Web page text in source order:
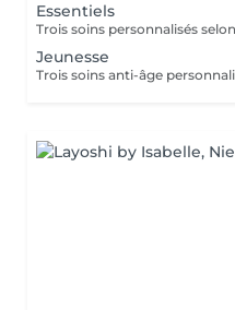
Essentiels
Jeunesse